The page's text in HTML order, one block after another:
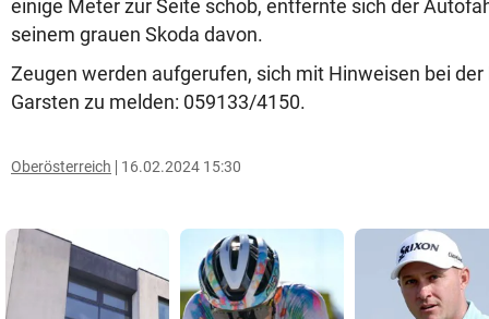
einige Meter zur Seite schob, entfernte sich der
seinem grauen Skoda davon.
Zeugen werden aufgerufen, sich mit Hinweisen bei
Garsten zu melden: 059133/4150.
Oberösterreich 16.02.2024 15:30